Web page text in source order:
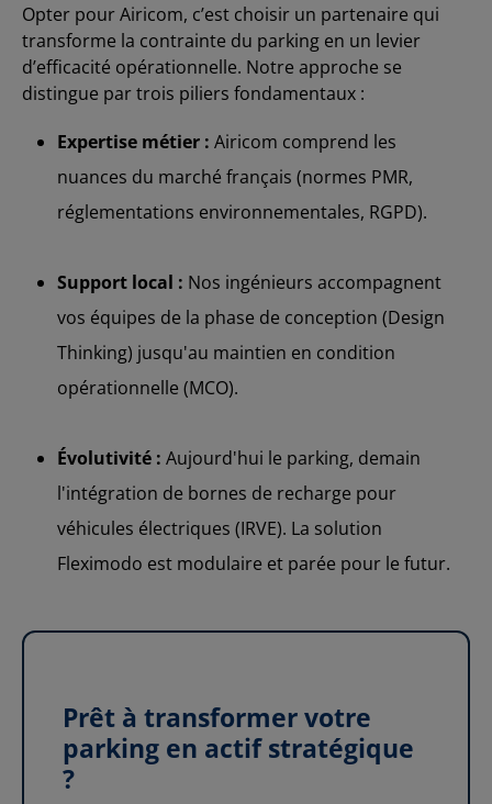
Opter pour Airicom, c’est choisir un partenaire qui
transforme la contrainte du parking en un levier
d’efficacité opérationnelle. Notre approche se
distingue par trois piliers fondamentaux :
Expertise métier : Airicom comprend les
nuances du marché français (normes PMR,
réglementations environnementales, RGPD).
Support local : Nos ingénieurs accompagnent
vos équipes de la phase de conception (Design
Thinking) jusqu'au maintien en condition
opérationnelle (MCO).
Évolutivité : Aujourd'hui le parking, demain
l'intégration de bornes de recharge pour
véhicules électriques (IRVE). La solution
Fleximodo est modulaire et parée pour le futur.
Prêt à transformer votre
parking en actif stratégique
?